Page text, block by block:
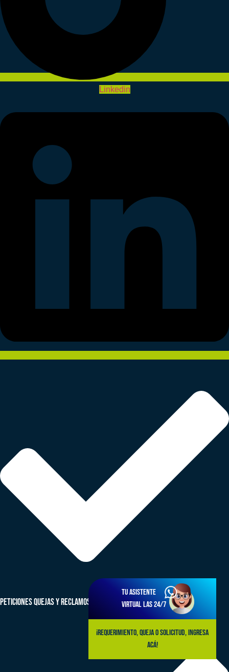
Tu asistente
virtual las 24/7
¡Requerimiento, queja o solicitud, ingresa
acá!
Linkedin
peticiones quejas y reclamos (PQRS)